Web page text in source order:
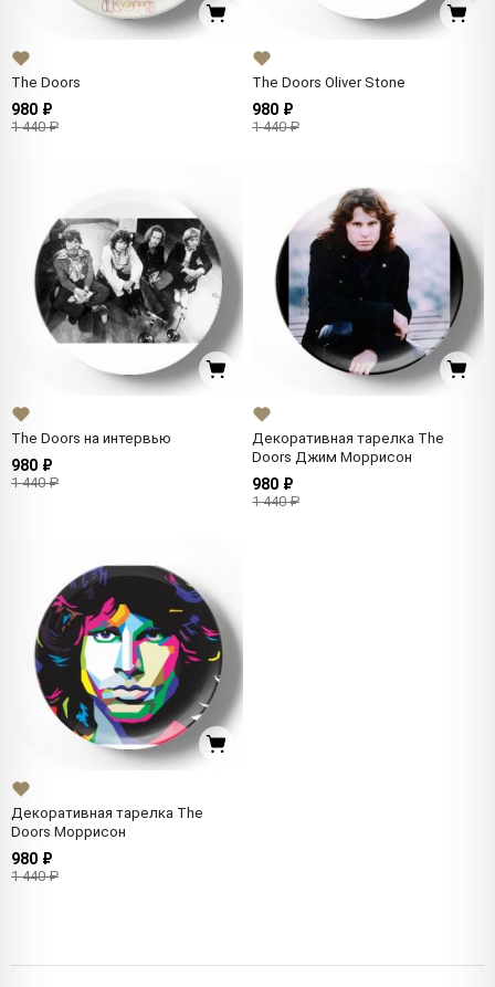
The Doors
980 ₽
1 440 ₽
The Doors Oliver Stone
980 ₽
1 440 ₽
The Doors на интервью
980 ₽
1 440 ₽
Декоративная тарелка The
Doors Джим Моррисон
980 ₽
1 440 ₽
Декоративная тарелка The
Doors Моррисон
980 ₽
1 440 ₽